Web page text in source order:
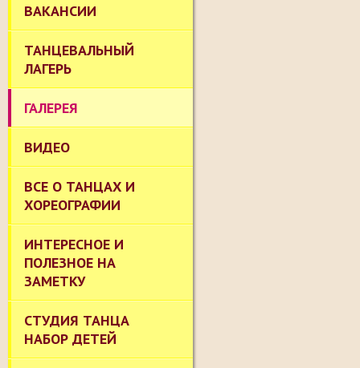
ВАКАНСИИ
ТАНЦЕВАЛЬНЫЙ
ЛАГЕРЬ
ГАЛЕРЕЯ
ВИДЕО
ВСЕ О ТАНЦАХ И
ХОРЕОГРАФИИ
ИНТЕРЕСНОЕ И
ПОЛЕЗНОЕ НА
ЗАМЕТКУ
СТУДИЯ ТАНЦА
НАБОР ДЕТЕЙ